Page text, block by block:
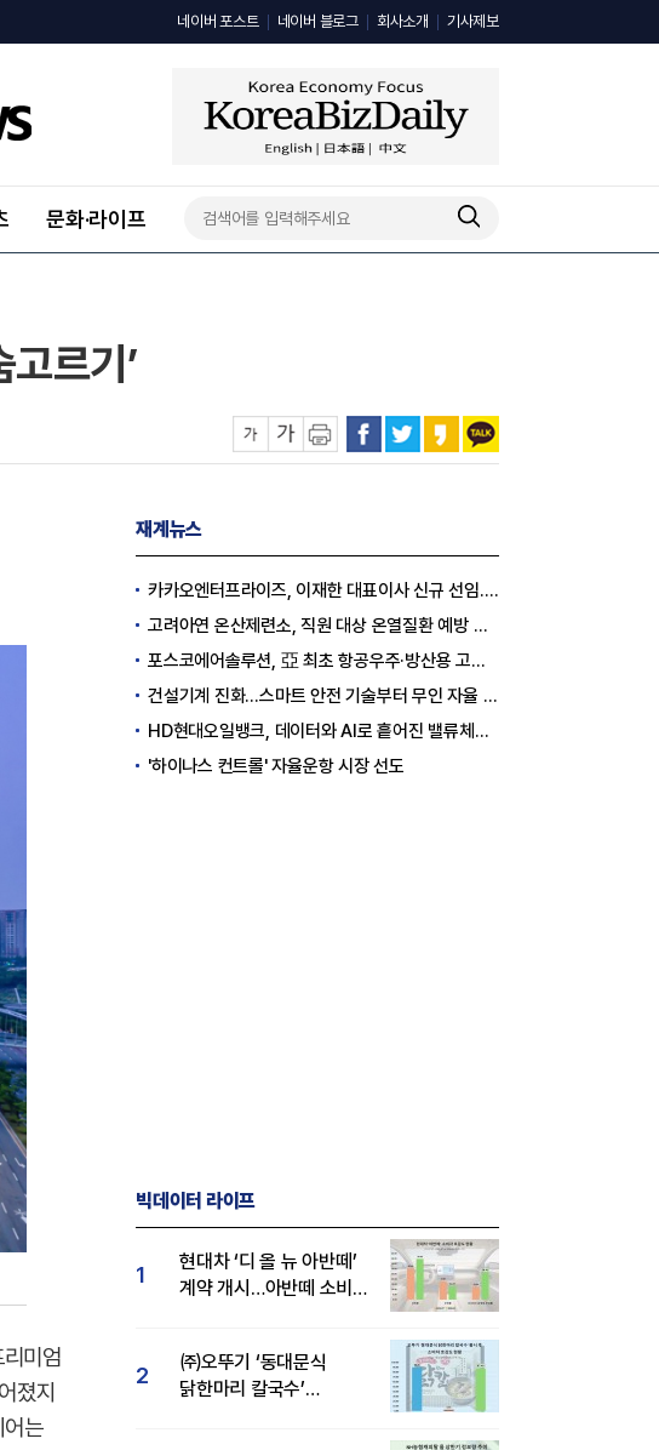
네이버 포스트 네이버 블로그 회사소개 기사제보
문화·라이프
고르기’
미엄
졌지
는
재계뉴스
카카오엔터프라이즈, 이재한 대표이사 신규 선임..."AI 전환 선도"
고려아연 온산제련소, 직원 대상 온열질환 예방 안전 실천 캠페인 실시
포스코에어솔루션, 亞 최초 항공우주·방산용 고순도 가스 국제 인증 획득
건설기계 진화…스마트 안전 기술부터 무인 자율 굴착기까지
HD현대오일뱅크, 데이터와 AI로 흩어진 밸류체인 연결
'하이나스 컨트롤' 자율운항 시장 선도
빅데이터 라이프
1
현대차 ‘디 올 뉴 아반떼’
계약 개시…아반떼 소비자
2
㈜오뚜기 ‘동대문식
닭한마리 칼국수’